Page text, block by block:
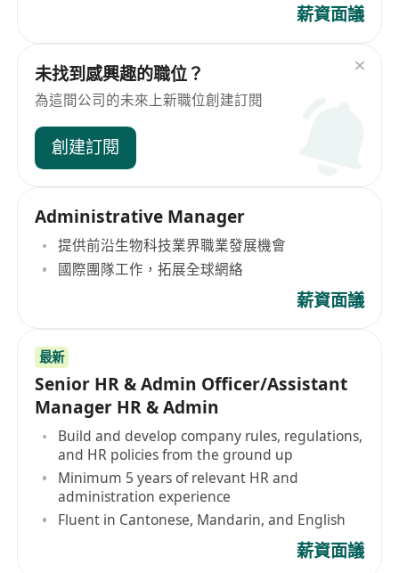
薪資面議
未找到感興趣的職位？
為這間公司的未來上新職位創建訂閱
創建訂閱
Administrative Manager
提供前沿生物科技業界職業發展機會
國際團隊工作，拓展全球網絡
薪資面議
最新
Senior HR & Admin Officer/Assistant
Manager HR & Admin
Build and develop company rules, regulations,
and HR policies from the ground up
Minimum 5 years of relevant HR and
administration experience
Fluent in Cantonese, Mandarin, and English
薪資面議